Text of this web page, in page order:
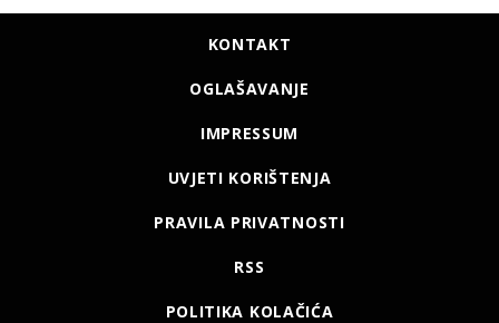
KONTAKT
OGLAŠAVANJE
IMPRESSUM
UVJETI KORIŠTENJA
PRAVILA PRIVATNOSTI
RSS
POLITIKA KOLAČIĆA